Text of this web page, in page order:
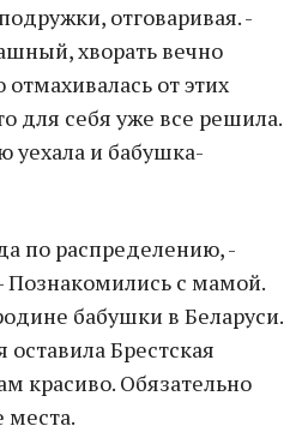
отговаривая. -
хворать вечно
от этих
для себя уже все решила.
уехала и бабушка-
по распределению, -
Познакомились с мамой.
бабушки в Беларуси.
Брестская
красиво. Обязательно